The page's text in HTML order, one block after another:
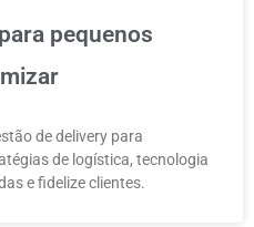
pequenos
de delivery para
de logística, tecnologia
e fidelize clientes.